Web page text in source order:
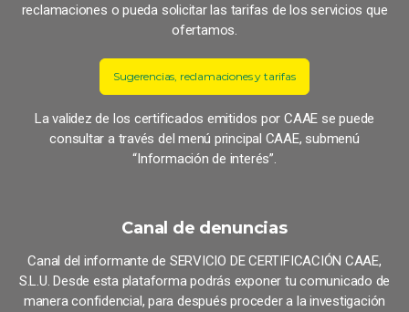
reclamaciones o pueda solicitar las tarifas de los servicios que
ofertamos.
Sugerencias, reclamaciones y tarifas
La validez de los certificados emitidos por CAAE se puede
consultar a través del menú principal CAAE, submenú
“Información de interés”.
Canal de denuncias
Canal del informante de SERVICIO DE CERTIFICACIÓN CAAE,
S.L.U. Desde esta plataforma podrás exponer tu comunicado de
manera confidencial, para después proceder a la investigación